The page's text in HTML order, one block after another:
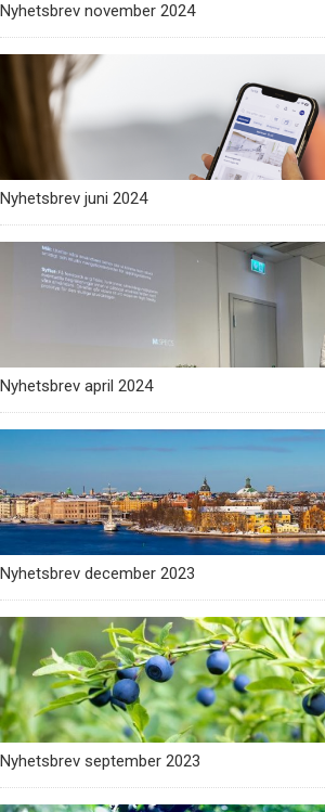
Nyhetsbrev november 2024
Nyhetsbrev juni 2024
Nyhetsbrev april 2024
Nyhetsbrev december 2023
Nyhetsbrev september 2023